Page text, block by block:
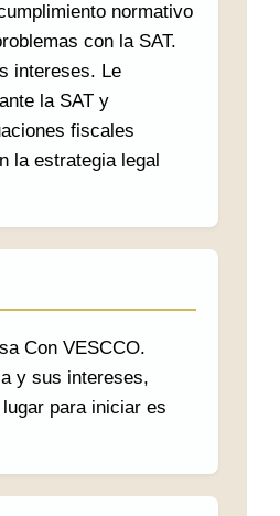
normativo
con la SAT.
intereses. Le
la SAT y
fiscales
la estrategia legal
Con VESCCO.
y sus intereses,
para iniciar es